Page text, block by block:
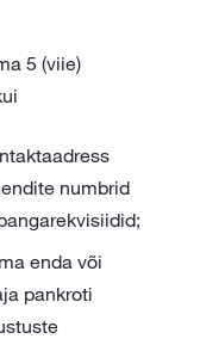
5 (viie)
numbrid
enda või
pankroti